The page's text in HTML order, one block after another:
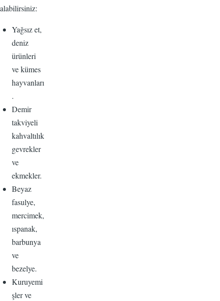
alabilirsiniz:
Yağsız et,
deniz
ürünleri
ve kümes
hayvanları
.
Demir
takviyeli
kahvaltılık
gevrekler
ve
ekmekler.
Beyaz
fasulye,
mercimek,
ıspanak,
barbunya
ve
bezelye.
Kuruyemi
şler ve